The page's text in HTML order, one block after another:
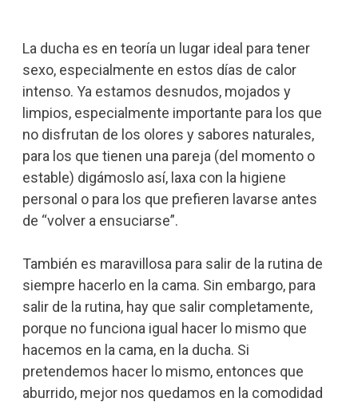
La ducha es en teoría un lugar ideal para tener
sexo, especialmente en estos días de calor
intenso. Ya estamos desnudos, mojados y
limpios, especialmente importante para los que
no disfrutan de los olores y sabores naturales,
para los que tienen una pareja (del momento o
estable) digámoslo así, laxa con la higiene
personal o para los que prefieren lavarse antes
de “volver a ensuciarse”.
También es maravillosa para salir de la rutina de
siempre hacerlo en la cama. Sin embargo, para
salir de la rutina, hay que salir completamente,
porque no funciona igual hacer lo mismo que
hacemos en la cama, en la ducha. Si
pretendemos hacer lo mismo, entonces que
aburrido, mejor nos quedamos en la comodidad